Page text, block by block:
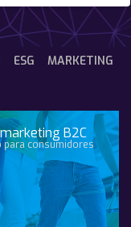
ESG MARKETING
B2C
para consumidores